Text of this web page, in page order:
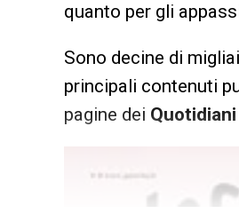
quanto per gli
Sono decine di
principali contenuti
pagine dei